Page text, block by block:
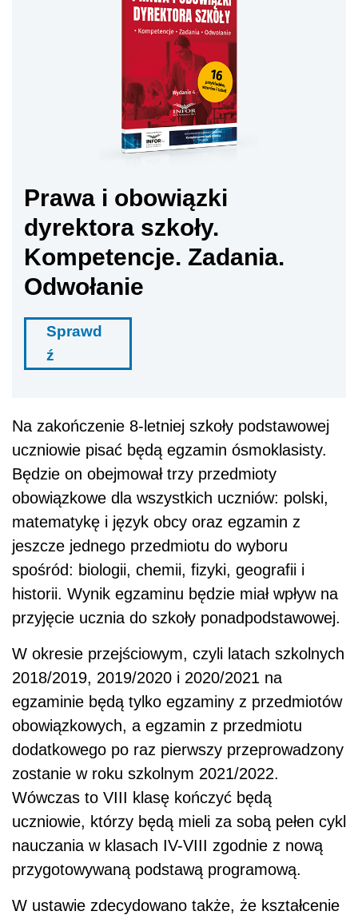
Prawa i obowiązki
dyrektora szkoły.
Kompetencje. Zadania.
Odwołanie
Sprawd
ź
Na zakończenie 8-letniej szkoły podstawowej
uczniowie pisać będą egzamin ósmoklasisty.
Będzie on obejmował trzy przedmioty
obowiązkowe dla wszystkich uczniów: polski,
matematykę i język obcy oraz egzamin z
jeszcze jednego przedmiotu do wyboru
spośród: biologii, chemii, fizyki, geografii i
historii. Wynik egzaminu będzie miał wpływ na
przyjęcie ucznia do szkoły ponadpodstawowej.
W okresie przejściowym, czyli latach szkolnych
2018/2019, 2019/2020 i 2020/2021 na
egzaminie będą tylko egzaminy z przedmiotów
obowiązkowych, a egzamin z przedmiotu
dodatkowego po raz pierwszy przeprowadzony
zostanie w roku szkolnym 2021/2022.
Wówczas to VIII klasę kończyć będą
uczniowie, którzy będą mieli za sobą pełen cykl
nauczania w klasach IV-VIII zgodnie z nową
przygotowywaną podstawą programową.
W ustawie zdecydowano także, że kształcenie